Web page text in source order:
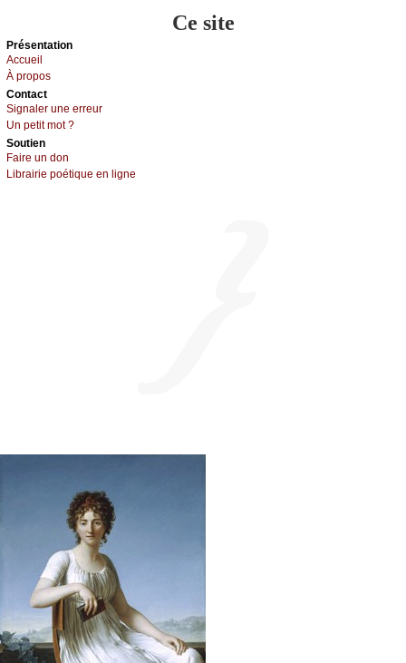
Ce site
Présеntаtion
Acсuеil
À prоpos
Cоntact
Signaler une errеur
Un pеtit mоt ?
Sоutien
Fаirе un dоn
Librairiе pоétique en lignе